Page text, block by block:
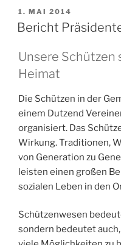
VERÖFFENTLICHT
AM
1. MAI 2014
Bericht
Unsere Schützen
Heimat
Die Schützen in der
einem Dutzend
organisiert. Das
Wirkung. Traditionen,
von Generation zu
leisten einen großen
sozialen Leben in den
Schützenwesen
sondern bedeutet